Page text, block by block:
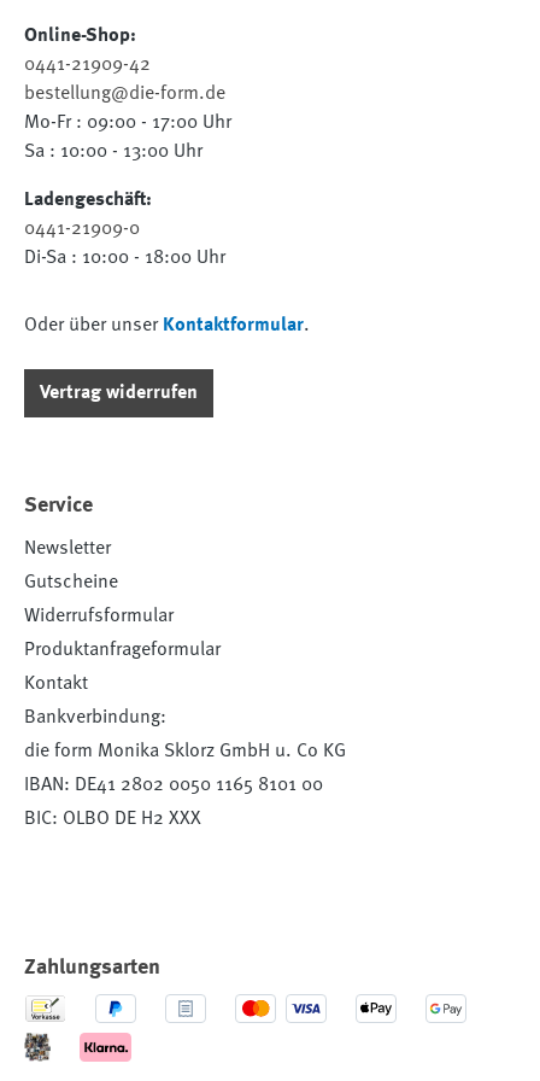
Online-Shop:
0441-21909-42
bestellung@die-form.de
Mo-Fr : 09:00 - 17:00 Uhr
Sa : 10:00 - 13:00 Uhr
Ladengeschäft:
0441-21909-0
Di-Sa : 10:00 - 18:00 Uhr
Oder über unser Kontaktformular.
Vertrag widerrufen
Service
Newsletter
Gutscheine
Widerrufsformular
Produktanfrageformular
Kontakt
Bankverbindung:
die form Monika Sklorz GmbH u. Co KG
IBAN: DE41 2802 0050 1165 8101 00
BIC: OLBO DE H2 XXX
Zahlungsarten